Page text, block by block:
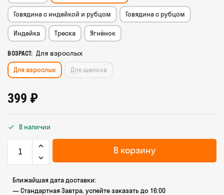
Говядина с индейкой и рубцом Говядина с рубцом
Индейка Треска Ягнёнок
ВОЗРАСТ: Для взрослых
Для взрослых Для щенков
399 ₽
В наличии
В корзину
Ближайшая дата доставки:
— Стандартная Завтра, успейте заказать до 16:00